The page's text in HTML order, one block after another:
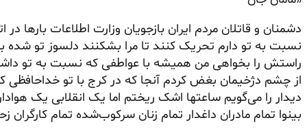
دشمنان و قاتلان مردم ایران بازجویان وزارت اطلاعات بارها
نسبت به تو دارم تحریک کنند تا مرا بشکنند دلسوز تو
راستش را بخواهی من همیشه با عواطفی که نسبت به تو
از چشم دژخیمان بغض کردم آنجا که در کرج با تو
دیدار را می‌گویم ساعتها اشک ریختم اما یک انقلابی یک
بینوا تمام مادران داغدار تمام زنان سرکوب‌شده تمام